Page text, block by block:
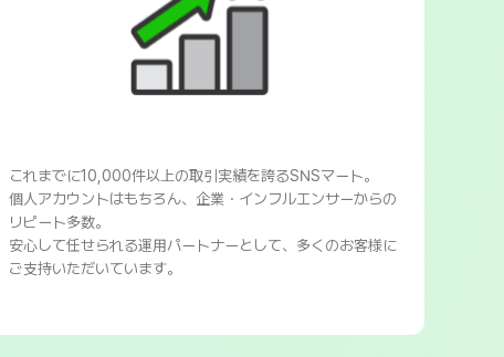
これまでに10,000件以上の取引実績を誇るSNSマート。
個人アカウントはもちろん、企業・インフルエンサーからの
リピート多数。
安心して任せられる運用パートナーとして、多くのお客様に
ご支持いただいています。